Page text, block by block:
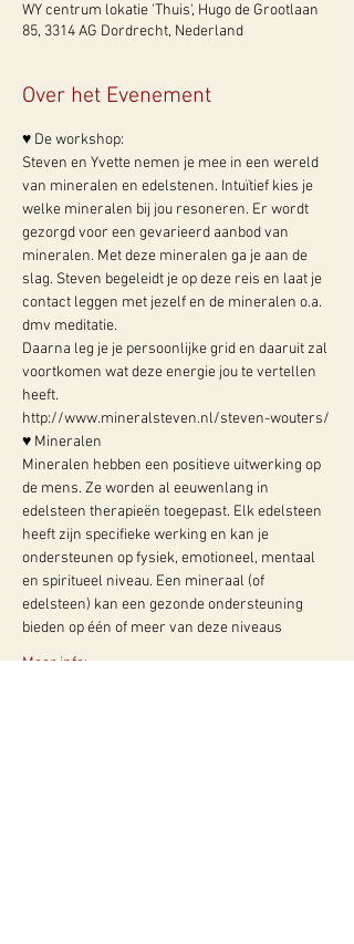
WY centrum lokatie 'Thuis', Hugo de Grootlaan
85, 3314 AG Dordrecht, Nederland
Over het Evenement
♥ De workshop:
Steven en Yvette nemen je mee in een wereld
van mineralen en edelstenen. Intuïtief kies je
welke mineralen bij jou resoneren. Er wordt
gezorgd voor een gevarieerd aanbod van
mineralen. Met deze mineralen ga je aan de
slag. Steven begeleidt je op deze reis en laat je
contact leggen met jezelf en de mineralen o.a.
dmv meditatie.
Daarna leg je je persoonlijke grid en daaruit zal
voortkomen wat deze energie jou te vertellen
heeft.
http://www.mineralsteven.nl/steven-wouters/
♥ Mineralen
Mineralen hebben een positieve uitwerking op
de mens. Ze worden al eeuwenlang in
edelsteen therapieën toegepast. Elk edelsteen
heeft zijn specifieke werking en kan je
ondersteunen op fysiek, emotioneel, mentaal
en spiritueel niveau. Een mineraal (of
edelsteen) kan een gezonde ondersteuning
bieden op één of meer van deze niveaus
Meer info: